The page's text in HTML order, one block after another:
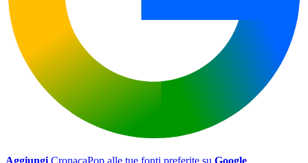
Aggiungi CronacaPop alle tue fonti preferite su Google